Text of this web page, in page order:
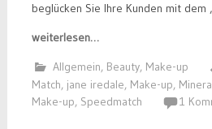
beglücken Sie Ihre Kunden mit dem
weiterlesen…
Allgemein, Beauty, Make-up
Match, jane iredale, Make-up,
Make-up, Speedmatch 1